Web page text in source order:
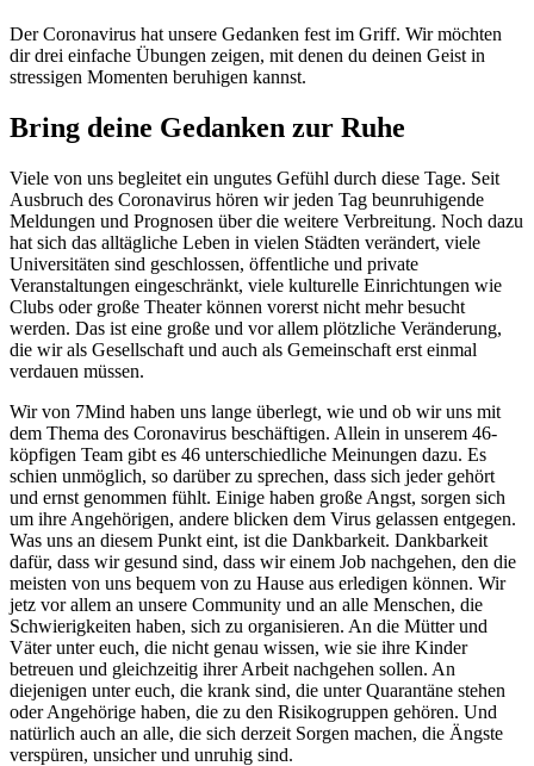
Der Coronavirus hat unsere Gedanken fest im Griff. Wir möchten
dir drei einfache Übungen zeigen, mit denen du deinen Geist in
stressigen Momenten beruhigen kannst.
Bring deine Gedanken zur Ruhe
Viele von uns begleitet ein ungutes Gefühl durch diese Tage. Seit
Ausbruch des Coronavirus hören wir jeden Tag beunruhigende
Meldungen und Prognosen über die weitere Verbreitung. Noch dazu
hat sich das alltägliche Leben in vielen Städten verändert, viele
Universitäten sind geschlossen, öffentliche und private
Veranstaltungen eingeschränkt, viele kulturelle Einrichtungen wie
Clubs oder große Theater können vorerst nicht mehr besucht
werden. Das ist eine große und vor allem plötzliche Veränderung,
die wir als Gesellschaft und auch als Gemeinschaft erst einmal
verdauen müssen.
Wir von 7Mind haben uns lange überlegt, wie und ob wir uns mit
dem Thema des Coronavirus beschäftigen. Allein in unserem 46-
köpfigen Team gibt es 46 unterschiedliche Meinungen dazu. Es
schien unmöglich, so darüber zu sprechen, dass sich jeder gehört
und ernst genommen fühlt. Einige haben große Angst, sorgen sich
um ihre Angehörigen, andere blicken dem Virus gelassen entgegen.
Was uns an diesem Punkt eint, ist die Dankbarkeit. Dankbarkeit
dafür, dass wir gesund sind, dass wir einem Job nachgehen, den die
meisten von uns bequem von zu Hause aus erledigen können. Wir
jetz vor allem an unsere Community und an alle Menschen, die
Schwierigkeiten haben, sich zu organisieren. An die Mütter und
Väter unter euch, die nicht genau wissen, wie sie ihre Kinder
betreuen und gleichzeitig ihrer Arbeit nachgehen sollen. An
diejenigen unter euch, die krank sind, die unter Quarantäne stehen
oder Angehörige haben, die zu den Risikogruppen gehören. Und
natürlich auch an alle, die sich derzeit Sorgen machen, die Ängste
verspüren, unsicher und unruhig sind.